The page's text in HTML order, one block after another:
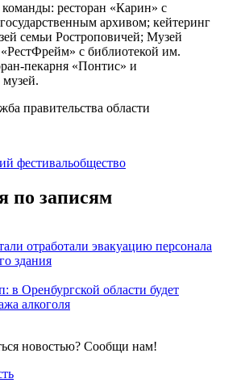
ресторан «Карин» с
архивом; кейтеринг
семьи Ростроповичей; Музей
с библиотекой им.
пекарня «Понтис» и
музей.
правительства области
фестивальобщество
по записям
отработали эвакуацию персонала
здания
в Оренбургской области будет
алкоголя
новостью? Сообщи нам!